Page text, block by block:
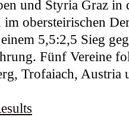
und Styria Graz in
im obersteirischen
5,5:2,5 Sieg
Fünf Vereine
Trofaiach, Austria